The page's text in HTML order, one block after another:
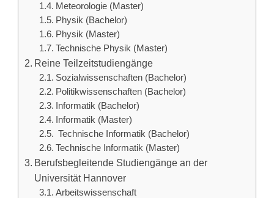
Meteorologie (Master)
Physik (Bachelor)
Physik (Master)
Technische Physik (Master)
Reine Teilzeitstudiengänge
Sozialwissenschaften (Bachelor)
Politikwissenschaften (Bachelor)
Informatik (Bachelor)
Informatik (Master)
Technische Informatik (Bachelor)
Technische Informatik (Master)
Berufsbegleitende Studiengänge an der
Universität Hannover
Arbeitswissenschaft